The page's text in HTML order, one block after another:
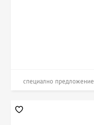
специално предложение